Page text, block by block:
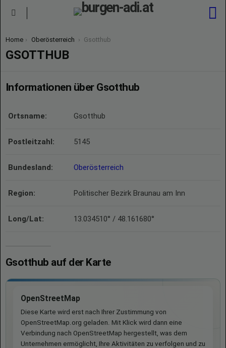
You are here:
Home Oberösterreich Gsotthub
GSOTTHUB
Informationen über Gsotthub
Ortsname: Gsotthub
Postleitzahl: 5145
Bundesland: Oberösterreich
Region: Politischer Bezirk Braunau am Inn
Long/Lat: 13.034510° / 48.161680°
Gsotthub auf der Karte
OpenStreetMap
Diese Karte wird erst nach Ihrer Zustimmung von
OpenStreetMap.org geladen. Mit Klick wird dann eine
Verbindung nach OpenStreetMap hergestellt, was dem
Unternehmen ermöglicht, Ihre Aktivitäten zu verfolgen und zu